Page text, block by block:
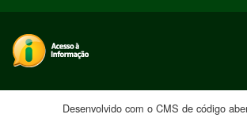
Desenvolvido com o CMS de código